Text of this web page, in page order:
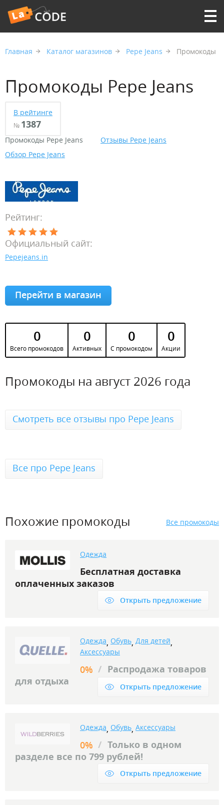
Главная Каталог магазинов Pepe Jeans Промокоды
Промокоды Pepe Jeans
В рейтинге
№ 1387
Промокоды Pepe Jeans
Отзывы Pepe Jeans
Обзор Pepe Jeans
Рейтинг:
Официальный сайт:
Pepejeans.in
Перейти в магазин
0
Всего промокодов
0
Активных
0
С промокодом
0
Акции
Промокоды на август 2026 года
Смотреть все отзывы про Pepe Jeans
Все про Pepe Jeans
Похожие промокоды Все промокоды
Одежда
Бесплатная доставка
оплаченных заказов
Открыть предложение
Одежда, Обувь, Для детей,
Аксессуары
0% / Распродажа товаров
для отдыха
Открыть предложение
Одежда, Обувь, Аксессуары
0% / Только в одном
разделе все по 799 рублей!
Открыть предложение